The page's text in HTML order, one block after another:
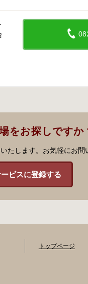
をお探しですか
たします。お気軽にお問
ビスに登録する
トップページ